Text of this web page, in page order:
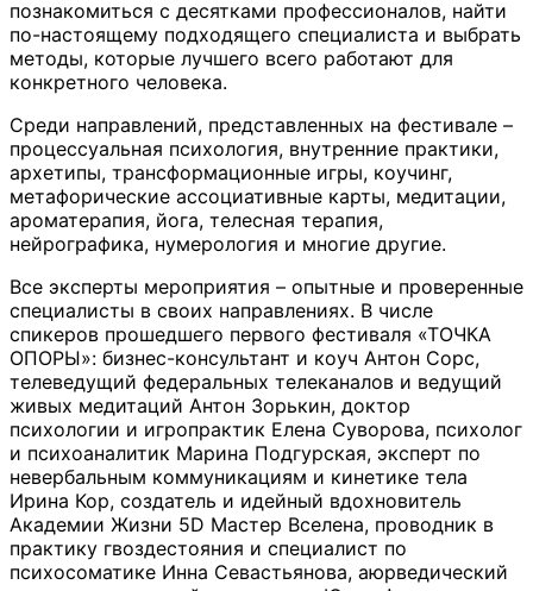
познакомиться с десятками профессионалов, найти
по-настоящему подходящего специалиста и выбрать
методы, которые лучшего всего работают для
конкретного человека.
Среди направлений, представленных на фестивале –
процессуальная психология, внутренние практики,
архетипы, трансформационные игры, коучинг,
метафорические ассоциативные карты, медитации,
ароматерапия, йога, телесная терапия,
нейрографика, нумерология и многие другие.
Все эксперты мероприятия – опытные и проверенные
специалисты в своих направлениях. В числе
спикеров прошедшего первого фестиваля «ТОЧКА
ОПОРЫ»: бизнес-консультант и коуч Антон Сорс,
телеведущий федеральных телеканалов и ведущий
живых медитаций Антон Зорькин, доктор
психологии и игропрактик Елена Суворова, психолог
и психоаналитик Марина Подгурская, эксперт по
невербальным коммуникациям и кинетике тела
Ирина Кор, создатель и идейный вдохновитель
Академии Жизни 5D Мастер Вселена, проводник в
практику гвоздестояния и специалист по
психосоматике Инна Севастьянова, аюрведический